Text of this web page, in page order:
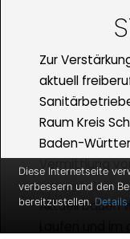
Zur
aktuell
Raum Kreis
Baden-
Vermittlung
Aktuell bauen
Laufen und
Diese Internetseite
verbessern und den
bereitzustellen. Details